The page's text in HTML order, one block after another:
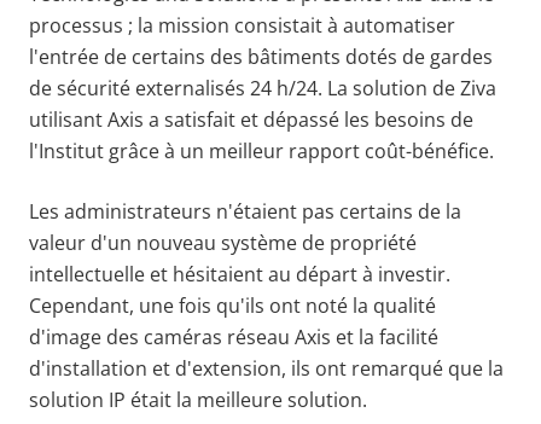
processus ; la mission consistait à automatiser
l'entrée de certains des bâtiments dotés de gardes
de sécurité externalisés 24 h/24. La solution de Ziva
utilisant Axis a satisfait et dépassé les besoins de
l'Institut grâce à un meilleur rapport coût-bénéfice.
Les administrateurs n'étaient pas certains de la
valeur d'un nouveau système de propriété
intellectuelle et hésitaient au départ à investir.
Cependant, une fois qu'ils ont noté la qualité
d'image des caméras réseau Axis et la facilité
d'installation et d'extension, ils ont remarqué que la
solution IP était la meilleure solution.